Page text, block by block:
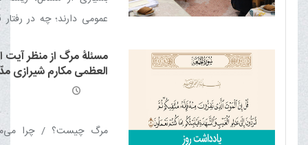
عمومی دارند؛ چه در
آموزش و فرهنگ‌سازی، این
مسئلۀ مرگ از منظر آیت
العظمی مکارم شیرازی
مرگ چیست؟ / چرا